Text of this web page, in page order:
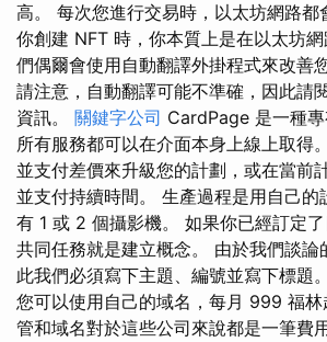
高。 每次您進行交易時，以太坊網路都
你創建 NFT 時，你本質上是在以太坊
們偶爾會使用自動翻譯外掛程式來改善
請注意，自動翻譯可能不準確，因此請
資訊。 關鍵字公司 CardPage 是一種專
所有服務都可以在介面本身上線上取得
並支付差價來升級您的計劃，或在當前
並支付持續時間。 生產過程是用自己的
有 1 或 2 個攝影機。 如果你已經訂定
共同任務就是建立概念。 由於我們談論
此我們必須寫下主題、編號並寫下標題
您可以使用自己的域名，每月 999 福
管和域名對於這些公司來說都是一筆費